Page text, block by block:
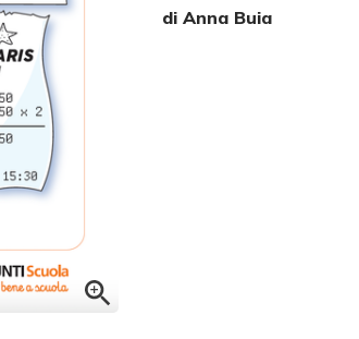
diAnna Buia